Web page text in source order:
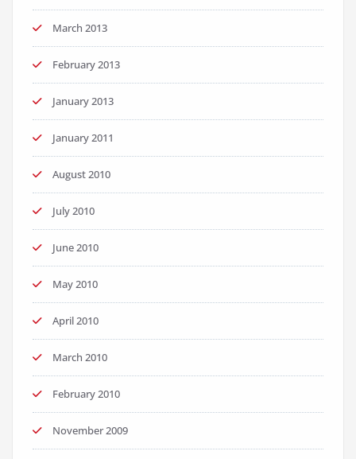
March 2013
February 2013
January 2013
January 2011
August 2010
July 2010
June 2010
May 2010
April 2010
March 2010
February 2010
November 2009